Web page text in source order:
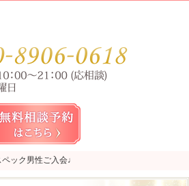
ック男性ご入会♩
当相談所へ。
ら短期成婚を目指すCharm Color (チャームカラー)
ック男性ご入会♩